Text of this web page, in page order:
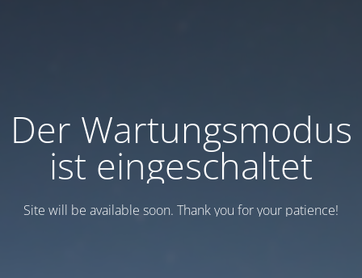
Der Wartungsmodus
ist eingeschaltet
Site will be available soon. Thank you for your patience!